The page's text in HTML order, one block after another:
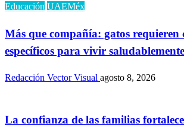
Educación UAEMéx
Más que compañía: gatos requieren
específicos para vivir saludablemente
Redacción Vector Visual agosto 8, 2026
La confianza de las familias